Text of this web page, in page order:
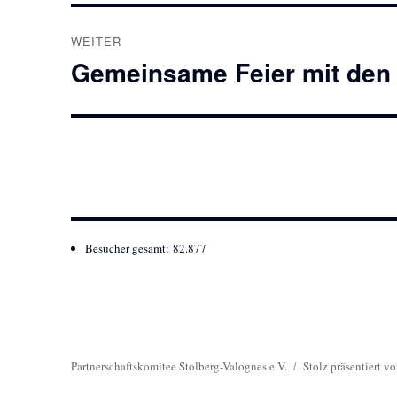
WEITER
Nächster
Gemeinsame Feier mit
Besucher gesamt:82.877
Partnerschaftskomitee Stolberg-Valognes e.V. Stolz präsentiert